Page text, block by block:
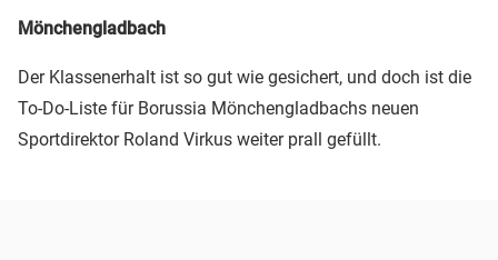
Mönchengladbach
Der Klassenerhalt ist so gut wie gesichert, und doch ist die
To-Do-Liste für Borussia Mönchengladbachs neuen
Sportdirektor Roland Virkus weiter prall gefüllt.